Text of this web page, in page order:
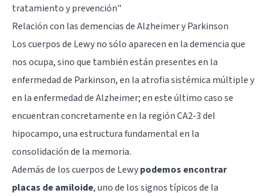
tratamiento y prevención"
Relación con las demencias de Alzheimer y Parkinson
Los cuerpos de Lewy no sólo aparecen en la demencia que
nos ocupa, sino que también están presentes en la
enfermedad de Parkinson, en la atrofia sistémica múltiple y
en la enfermedad de Alzheimer; en este último caso se
encuentran concretamente en la región CA2-3 del
hipocampo, una estructura fundamental en la
consolidación de la memoria.
Además de los cuerpos de Lewypodemos encontrar
placas de amiloide, uno de los signos típicos de la